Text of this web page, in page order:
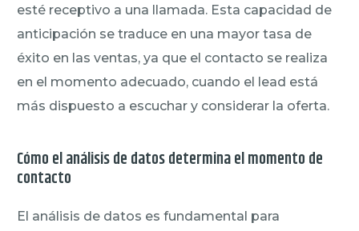
esté receptivo a una llamada. Esta capacidad de
anticipación se traduce en una mayor tasa de
éxito en las ventas, ya que el contacto se realiza
en el momento adecuado, cuando el lead está
más dispuesto a escuchar y considerar la oferta.
Cómo el análisis de datos determina el momento de
contacto
El análisis de datos es fundamental para